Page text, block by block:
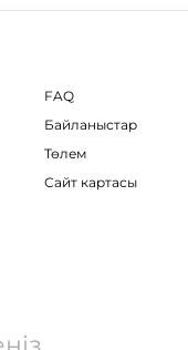
FAQ
Байланыстар
Төлем
Сайт картасы